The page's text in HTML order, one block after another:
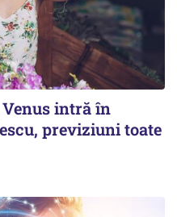
intră în
previziuni toate